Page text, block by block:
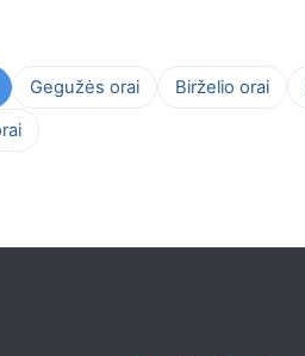
Gegužės orai Birželio orai